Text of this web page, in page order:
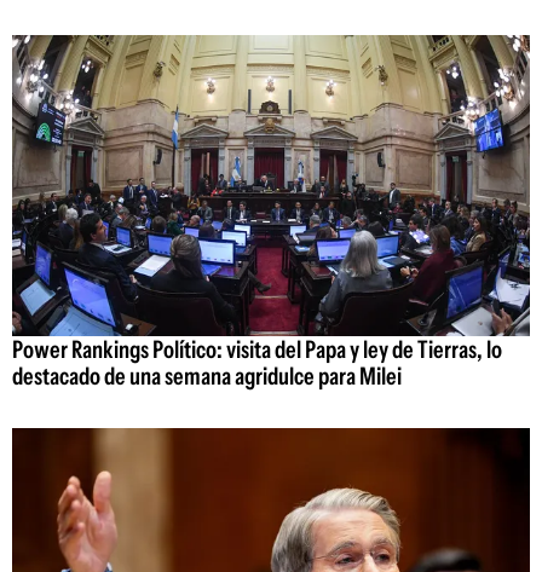
Power Rankings Político: visita del Papa y ley de Tierras, lo
destacado de una semana agridulce para Milei